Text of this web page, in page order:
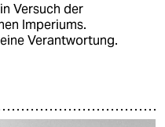
Versuch der
Imperiums.
Verantwortung.